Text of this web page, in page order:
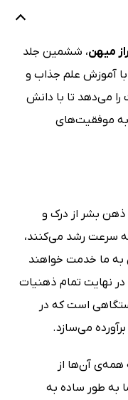
میهن، ششمین جلد
آموزش علم جذاب و
را می‌دهد تا با دانش
به موفقیت‌های
ذهن بشر از درک و
سرعت رشد می‌کنند،
به ما خدمت خواهند
نهایت تمام ذهنیات
است که در
می‌سازد.
همه‌ی آن‌ها از
به طور ساده به